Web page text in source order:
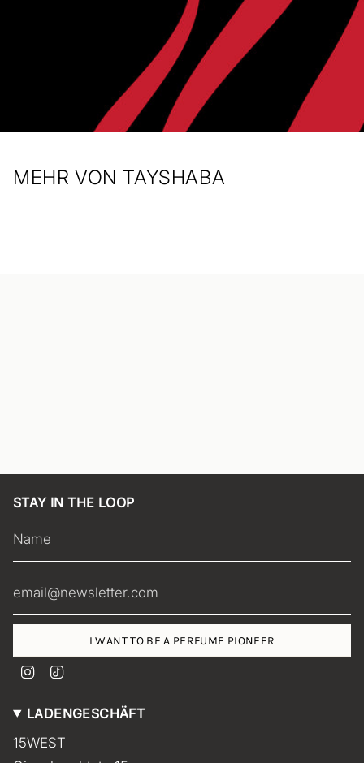
MEHR VON TAYSHABA
STAY IN THE LOOP
I WANT TO BE A PERFUME PIONEER
t
g
T
k
LADENGESCHÄFT
15WEST